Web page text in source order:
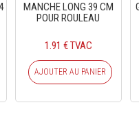
MANCHE LONG 39 CM
POUR ROULEAU
1.91 € TVAC
AJOUTER AU PANIER